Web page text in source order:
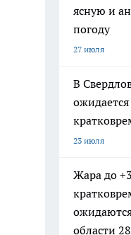
ясную и
погоду
27 июля
В
23 июля
Жара до
области